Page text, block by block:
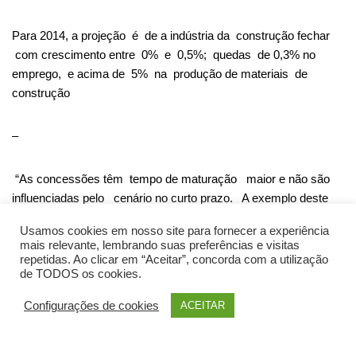
Para 2014, a projeção é de a indústria da construção fechar
com crescimento entre 0% e 0,5%; quedas de 0,3% no
emprego, e acima de 5% na produção de materiais de
construção
–
“As concessões têm tempo de maturação maior e não são
influenciadas pelo cenário no curto prazo. A exemplo deste
em 2015 “
Usamos cookies em nosso site para fornecer a experiência
mais relevante, lembrando suas preferências e visitas
repetidas. Ao clicar em “Aceitar”, concorda com a utilização
de TODOS os cookies.
Configurações de cookies ACEITAR